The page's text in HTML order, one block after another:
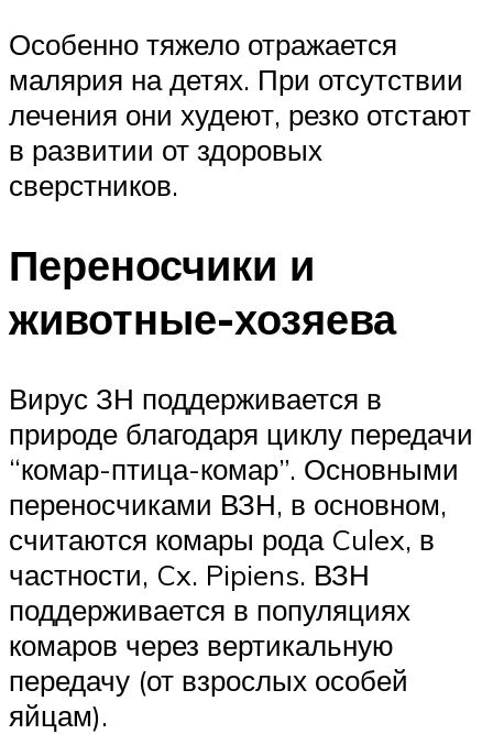
Особенно тяжело отражается
малярия на детях. При отсутствии
лечения они худеют, резко отстают
в развитии от здоровых
сверстников.
Переносчики и
животные-хозяева
Вирус ЗН поддерживается в
природе благодаря циклу передачи
“комар-птица-комар”. Основными
переносчиками ВЗН, в основном,
считаются комары рода Culex, в
частности, Cx. Pipiens. ВЗН
поддерживается в популяциях
комаров через вертикальную
передачу (от взрослых особей
яйцам).